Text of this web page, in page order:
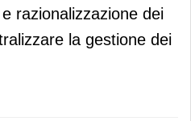
razionalizzazione dei
la gestione dei